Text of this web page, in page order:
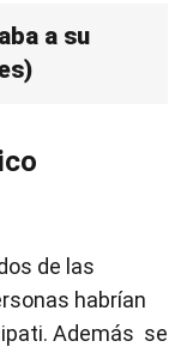
a su
de las
habrían
Además se